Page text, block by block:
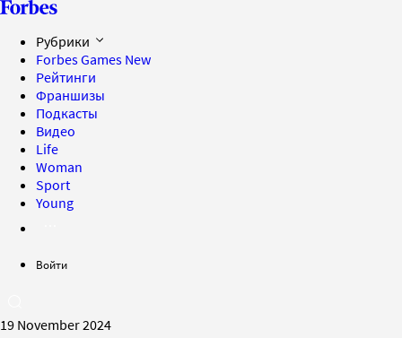
Рубрики
Forbes Games New
Рейтинги
Франшизы
Подкасты
Видео
Life
Woman
Sport
Young
Войти
19 November 2024